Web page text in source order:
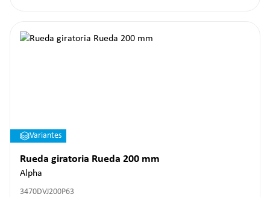
Variantes
Rueda giratoria Rueda 200 mm
Alpha
3470DVJ200P63